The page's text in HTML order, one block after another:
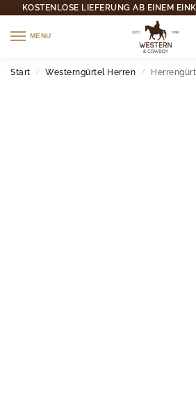
KOSTENLOSE LIEFERUNG AB EINEM
MENU
Start / Westerngürtel Herren /